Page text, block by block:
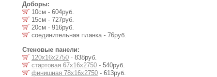
Доборы:
10см - 604руб.
15см - 727руб.
20см - 916руб.
соединительная планка - 76руб.
Стеновые панели:
120х16х2750 - 838руб.
стартовая 67х16х2750 - 540руб.
финишная 78х16х2750 - 613руб.